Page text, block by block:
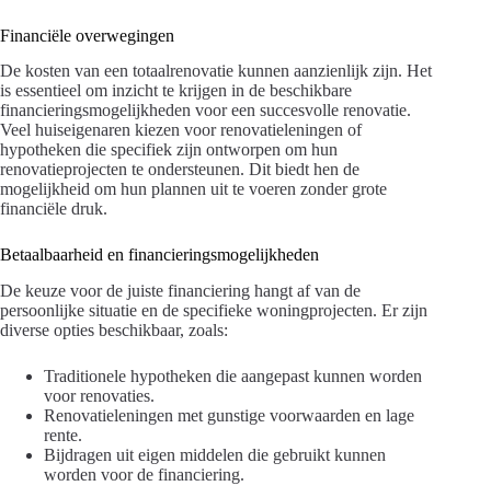
Financiële overwegingen
De kosten van een totaalrenovatie kunnen aanzienlijk zijn. Het
is essentieel om inzicht te krijgen in de beschikbare
financieringsmogelijkheden voor een succesvolle renovatie.
Veel huiseigenaren kiezen voor renovatieleningen of
hypotheken die specifiek zijn ontworpen om hun
renovatieprojecten te ondersteunen. Dit biedt hen de
mogelijkheid om hun plannen uit te voeren zonder grote
financiële druk.
Betaalbaarheid en financieringsmogelijkheden
De keuze voor de juiste financiering hangt af van de
persoonlijke situatie en de specifieke woningprojecten. Er zijn
diverse opties beschikbaar, zoals:
Traditionele hypotheken die aangepast kunnen worden
voor renovaties.
Renovatieleningen met gunstige voorwaarden en lage
rente.
Bijdragen uit eigen middelen die gebruikt kunnen
worden voor de financiering.